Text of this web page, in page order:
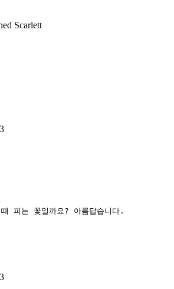
Scarlett
피는 꽃일까요? 아름답습니다.